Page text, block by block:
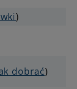
)
dobrać)